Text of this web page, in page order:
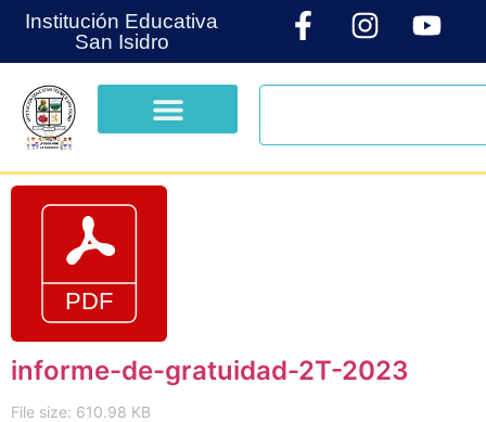
Institución Educativa
San Isidro
informe-de-gratuidad-2T-2023
File size: 610.98 KB